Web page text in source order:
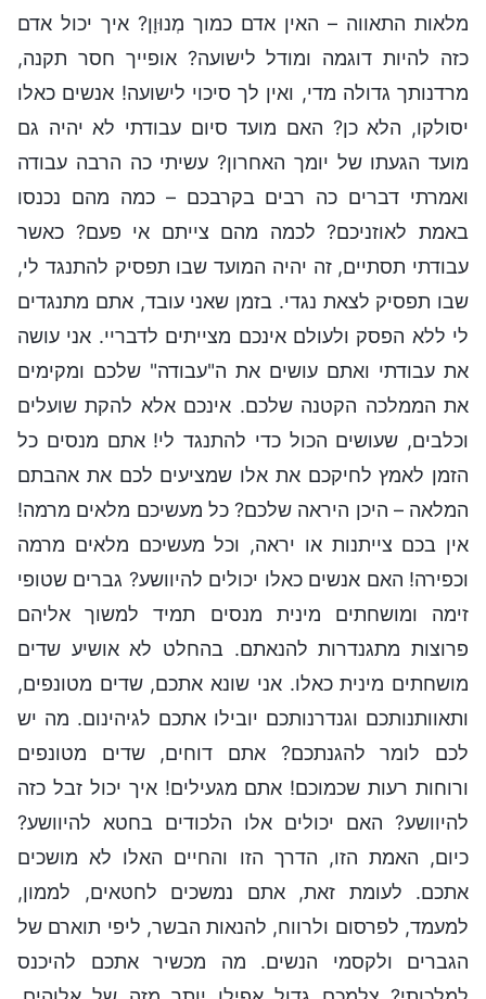
מלאות התאווה – האין אדם כמוך מְנוּוָן? איך יכול אדם
כזה להיות דוגמה ומודל לישועה? אופייך חסר תקנה,
מרדנותך גדולה מדי, ואין לך סיכוי לישועה! אנשים כאלו
יסולקו, הלא כן? האם מועד סיום עבודתי לא יהיה גם
מועד הגעתו של יומך האחרון? עשיתי כה הרבה עבודה
ואמרתי דברים כה רבים בקרבכם – כמה מהם נכנסו
באמת לאוזניכם? לכמה מהם צייתם אי פעם? כאשר
עבודתי תסתיים, זה יהיה המועד שבו תפסיק להתנגד לי,
שבו תפסיק לצאת נגדי. בזמן שאני עובד, אתם מתנגדים
לי ללא הפסק ולעולם אינכם מצייתים לדבריי. אני עושה
את עבודתי ואתם עושים את ה"עבודה" שלכם ומקימים
את הממלכה הקטנה שלכם. אינכם אלא להקת שועלים
וכלבים, שעושים הכול כדי להתנגד לי! אתם מנסים כל
הזמן לאמץ לחיקכם את אלו שמציעים לכם את אהבתם
המלאה – היכן היראה שלכם? כל מעשיכם מלאים מרמה!
אין בכם צייתנות או יראה, וכל מעשיכם מלאים מרמה
וכפירה! האם אנשים כאלו יכולים להיוושע? גברים שטופי
זימה ומושחתים מינית מנסים תמיד למשוך אליהם
פרוצות מתגנדרות להנאתם. בהחלט לא אושיע שדים
מושחתים מינית כאלו. אני שונא אתכם, שדים מטונפים,
ותאוותנותכם וגנדרנותכם יובילו אתכם לגיהינום. מה יש
לכם לומר להגנתכם? אתם דוחים, שדים מטונפים
ורוחות רעות שכמוכם! אתם מגעילים! איך יכול זבל כזה
להיוושע? האם יכולים אלו הלכודים בחטא להיוושע?
כיום, האמת הזו, הדרך הזו והחיים האלו לא מושכים
אתכם. לעומת זאת, אתם נמשכים לחטאים, לממון,
למעמד, לפרסום ולרווח, להנאות הבשר, ליפי תוארם של
הגברים ולקסמי הנשים. מה מכשיר אתכם להיכנס